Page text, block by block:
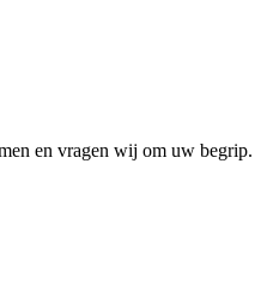
en vragen wij om uw begrip.